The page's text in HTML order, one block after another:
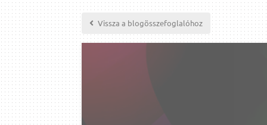
Vissza a blogösszefoglalóhoz